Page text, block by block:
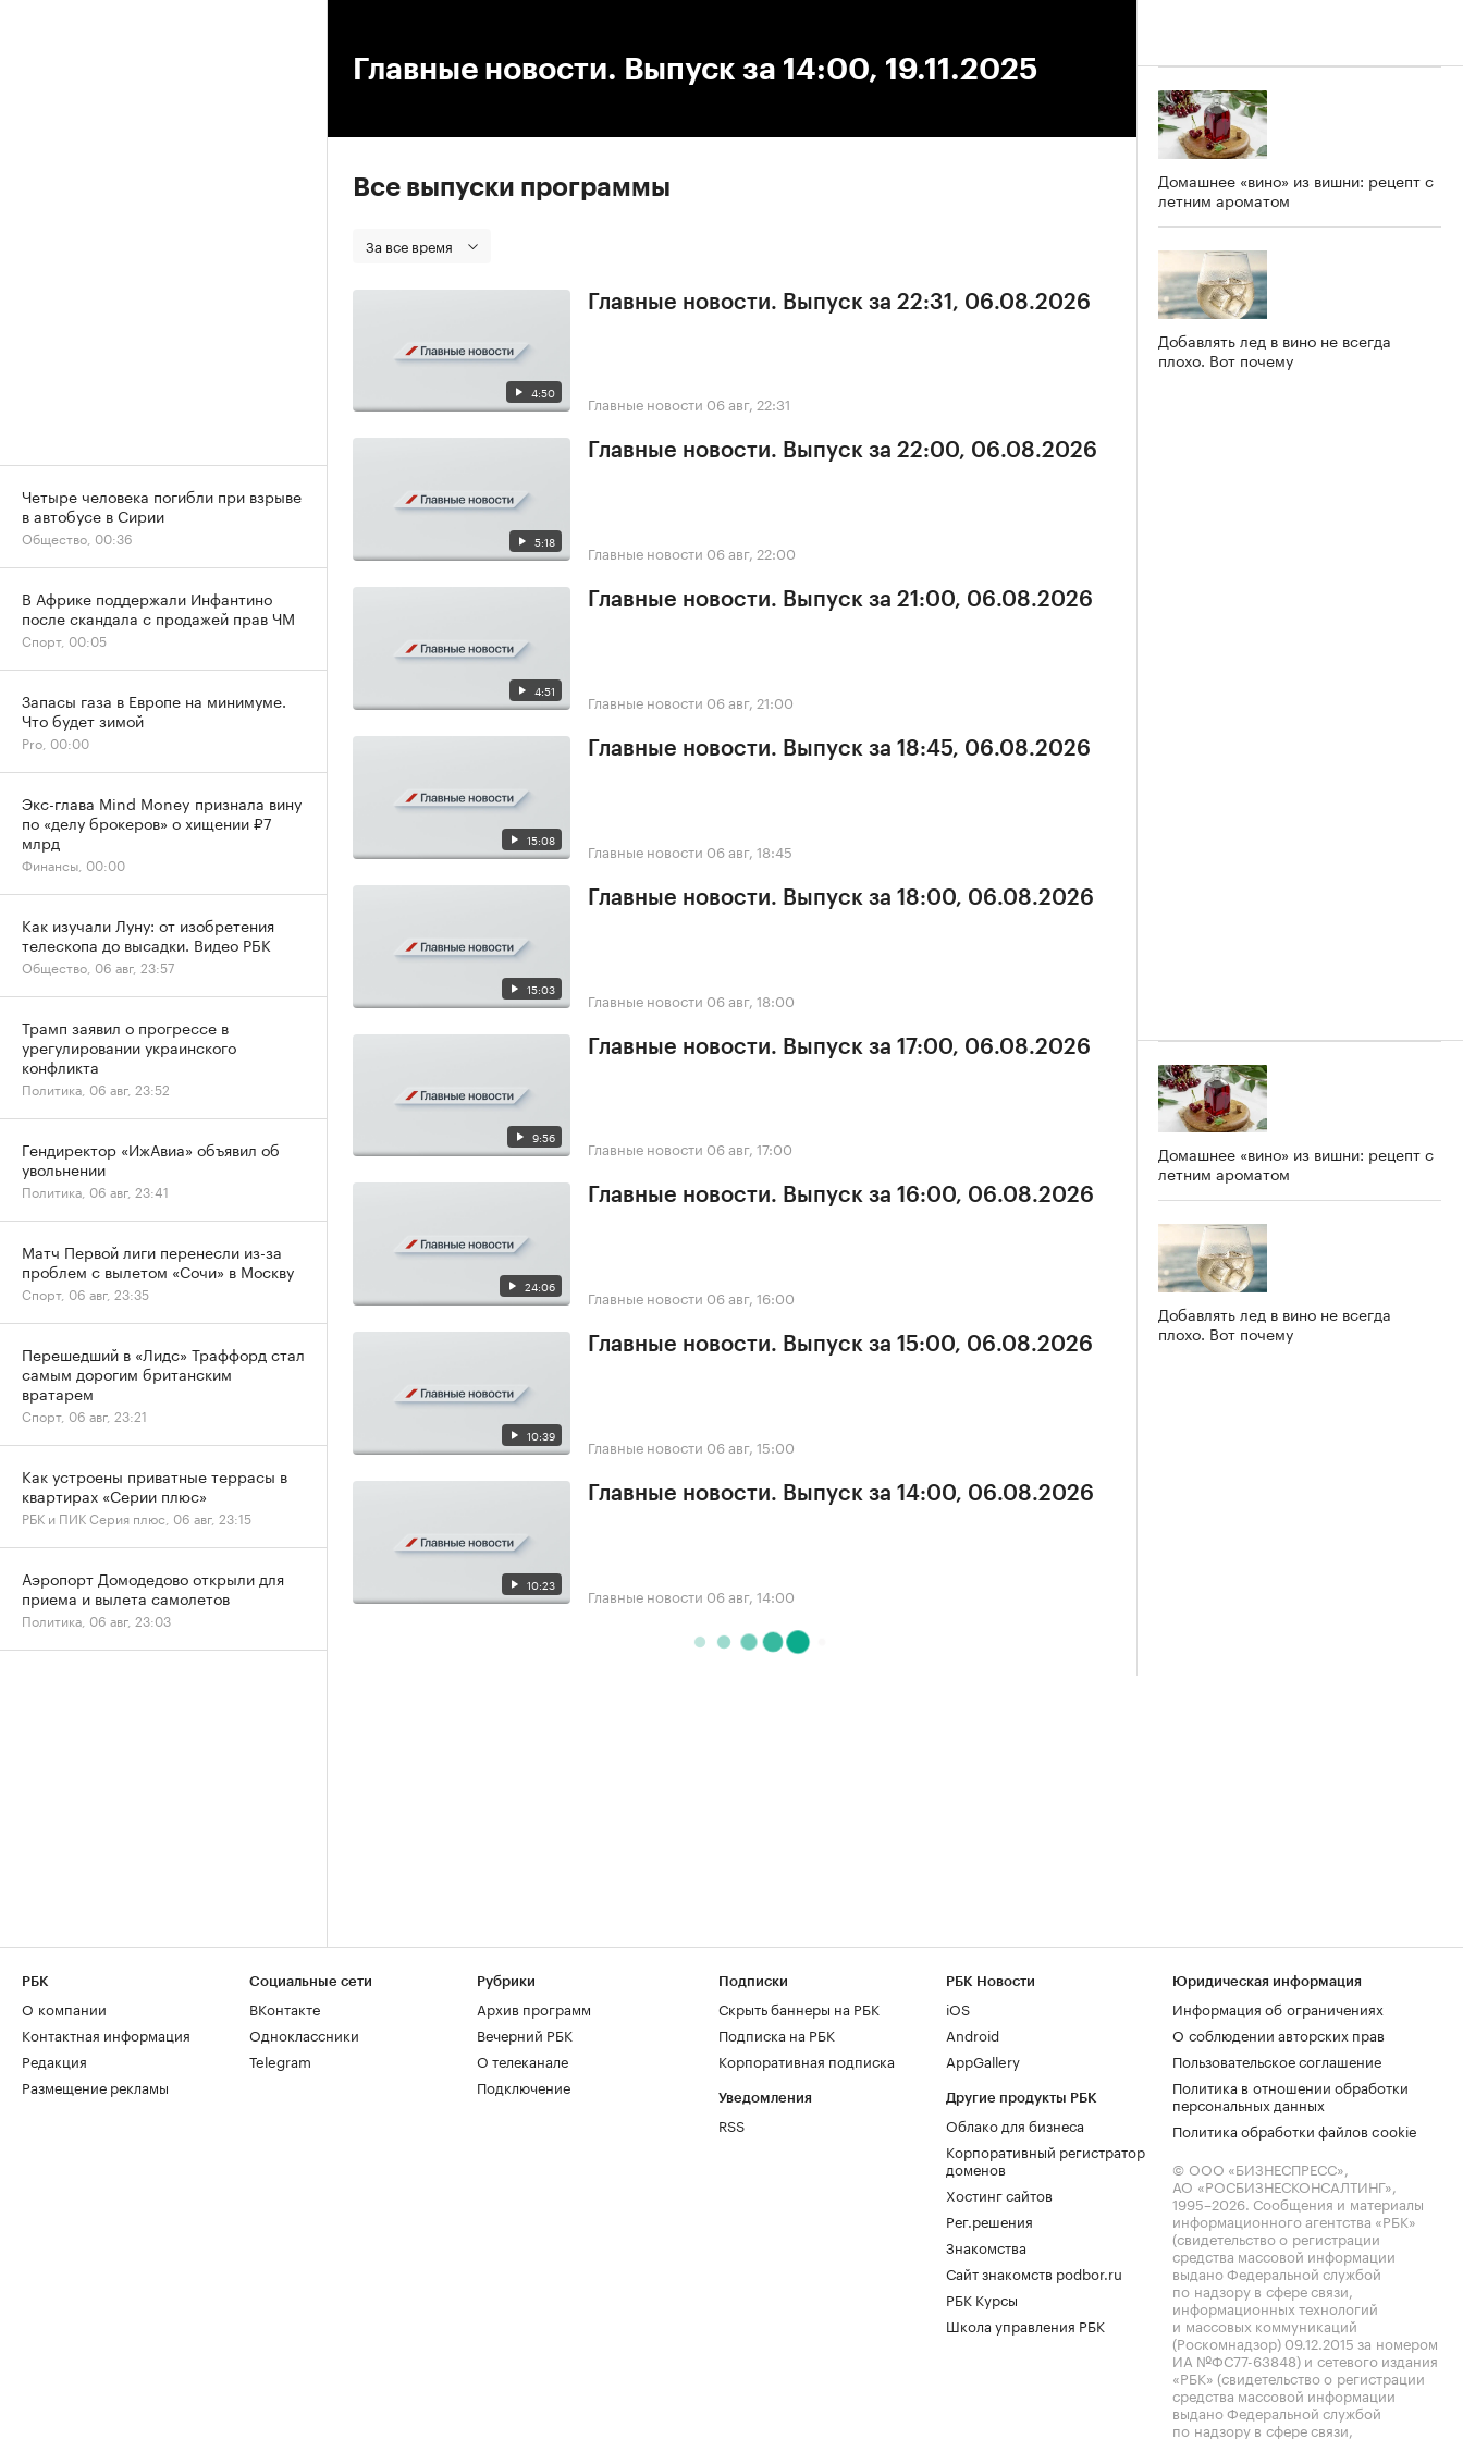
Главные новости. Выпуск за 14:00, 19.11.2025
Все выпуски программы
За все время
4:50
Главные новости. Выпуск за 22:31, 06.08.2026
Главные новости 06 авг, 22:31
5:18
Главные новости. Выпуск за 22:00, 06.08.2026
Главные новости 06 авг, 22:00
4:51
Главные новости. Выпуск за 21:00, 06.08.2026
Главные новости 06 авг, 21:00
15:08
Главные новости. Выпуск за 18:45, 06.08.2026
Главные новости 06 авг, 18:45
15:03
Главные новости. Выпуск за 18:00, 06.08.2026
Главные новости 06 авг, 18:00
9:56
Главные новости. Выпуск за 17:00, 06.08.2026
Главные новости 06 авг, 17:00
24:06
Главные новости. Выпуск за 16:00, 06.08.2026
Главные новости 06 авг, 16:00
10:39
Главные новости. Выпуск за 15:00, 06.08.2026
Главные новости 06 авг, 15:00
10:23
Главные новости. Выпуск за 14:00, 06.08.2026
Главные новости 06 авг, 14:00
Домашнее «вино» из вишни: рецепт с
летним ароматом
Добавлять лед в вино не всегда
плохо. Вот почему
Домашнее «вино» из вишни: рецепт с
летним ароматом
Добавлять лед в вино не всегда
плохо. Вот почему
Четыре человека погибли при взрыве
в автобусе в Сирии
Общество, 00:36
В Африке поддержали Инфантино
после скандала с продажей прав ЧМ
Спорт, 00:05
Запасы газа в Европе на минимуме.
Что будет зимой
Pro, 00:00
Экс-глава Mind Money признала вину
по «делу брокеров» о хищении ₽7
млрд
Финансы, 00:00
Как изучали Луну: от изобретения
телескопа до высадки. Видео РБК
Общество, 06 авг, 23:57
Трамп заявил о прогрессе в
урегулировании украинского
конфликта
Политика, 06 авг, 23:52
Гендиректор «ИжАвиа» объявил об
увольнении
Политика, 06 авг, 23:41
Матч Первой лиги перенесли из-за
проблем с вылетом «Сочи» в Москву
Спорт, 06 авг, 23:35
Перешедший в «Лидс» Траффорд стал
самым дорогим британским
вратарем
Спорт, 06 авг, 23:21
Как устроены приватные террасы в
квартирах «Серии плюс»
РБК и ПИК Серия плюс, 06 авг, 23:15
Аэропорт Домодедово открыли для
приема и вылета самолетов
Политика, 06 авг, 23:03
РБК
О компании
Контактная информация
Редакция
Размещение рекламы
Социальные сети
ВКонтакте
Одноклассники
Telegram
Рубрики
Архив программ
Вечерний РБК
О телеканале
Подключение
Подписки
Скрыть баннеры на РБК
Подписка на РБК
Корпоративная подписка
Уведомления
RSS
РБК Новости
iOS
Android
AppGallery
Другие продукты РБК
Облако для бизнеса
Корпоративный регистратор
доменов
Хостинг сайтов
Рег.решения
Знакомства
Сайт знакомств podbor.ru
РБК Курсы
Школа управления РБК
Юридическая информация
Информация об ограничениях
О соблюдении авторских прав
Пользовательское соглашение
Политика в отношении обработки
персональных данных
Политика обработки файлов cookie
© ООО «БИЗНЕСПРЕСС»,
АО «РОСБИЗНЕСКОНСАЛТИНГ»,
1995–2026. Сообщения и материалы
информационного агентства «РБК»
(свидетельство о регистрации
средства массовой информации
выдано Федеральной службой
по надзору в сфере связи,
информационных технологий
и массовых коммуникаций
(Роскомнадзор) 09.12.2015 за номером
ИА №ФС77-63848) и сетевого издания
«РБК» (свидетельство о регистрации
средства массовой информации
выдано Федеральной службой
по надзору в сфере связи,